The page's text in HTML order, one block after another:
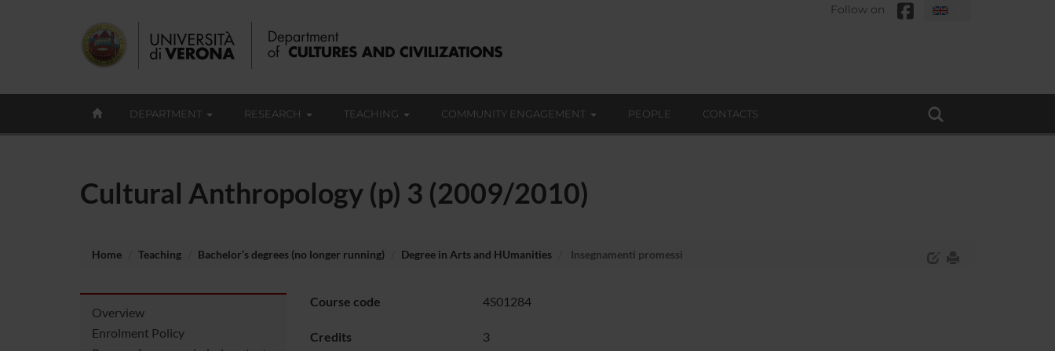
Follow on
DEPARTMENT RESEARCH TEACHING COMMUNITY ENGAGEMENT PEOPLE CONTACTS
Cultural Anthropology (p) 3 (2009/2010)
Home Teaching Bachelor’s degrees (no longer running) Degree in Arts and HUmanities Insegnamenti promessi
Overview
Enrolment Policy
Course code 4S01284
Credits 3